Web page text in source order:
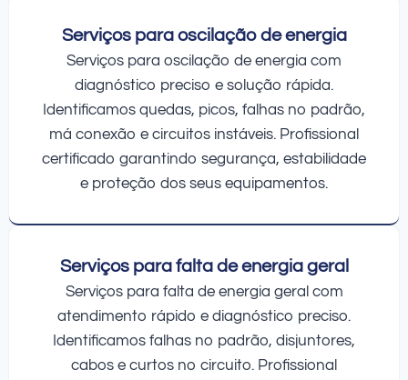
Serviços para oscilação de energia
Serviços para oscilação de energia com
diagnóstico preciso e solução rápida.
Identificamos quedas, picos, falhas no padrão,
má conexão e circuitos instáveis. Profissional
certificado garantindo segurança, estabilidade
e proteção dos seus equipamentos.
Serviços para falta de energia geral
Serviços para falta de energia geral com
atendimento rápido e diagnóstico preciso.
Identificamos falhas no padrão, disjuntores,
cabos e curtos no circuito. Profissional